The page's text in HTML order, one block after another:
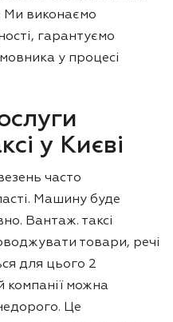
виконаємо
гарантуємо
у процесі
у Києві
часто
Машину буде
Вантаж. таксі
товари, речі
для цього 2
компанії можна
Це